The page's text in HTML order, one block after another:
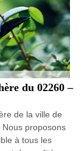
du 02260 –
de la ville de
proposons
à tous les